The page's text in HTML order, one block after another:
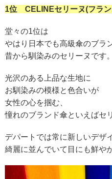
1位 CELINEセリーヌ(フラ
堂々の1位は
やはり日本でも高級傘のブラ
昔から馴染みのセリーヌです。
光沢のある上品な生地に
お馴染みの模様と色合いが
女性の心を掴む、
憧れのブランド傘といえばセ
デパートでは常に新しいデザ
綺麗に並んでいて目にも鮮や